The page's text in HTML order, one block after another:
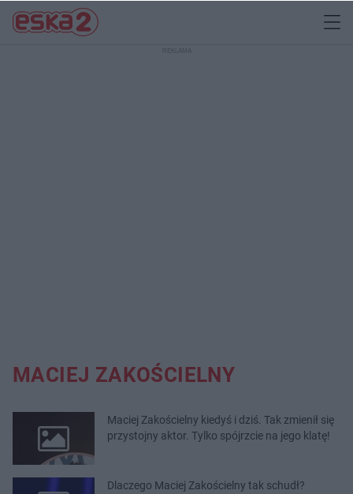
MACIEJ ZAKOŚCIELNY
Maciej Zakościelny kiedyś i dziś. Tak zmienił się
przystojny aktor. Tylko spójrzcie na jego klatę!
Dlaczego Maciej Zakościelny tak schudł?